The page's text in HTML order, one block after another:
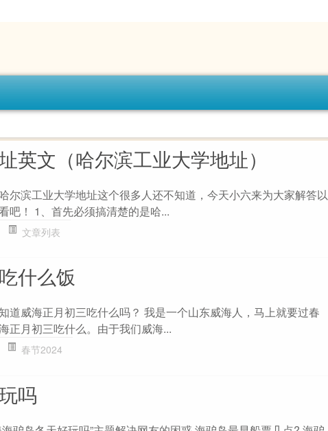
英文（哈尔滨工业大学地址）
尔滨工业大学地址这个很多人还不知道，今天小六来为大家解答以
吧！ 1、首先必须搞清楚的是哈...
文章列表
什么饭
道威海正月初三吃什么吗？ 我是一个山东威海人，马上就要过春
正月初三吃什么。由于我们威海...
春节2024
吗